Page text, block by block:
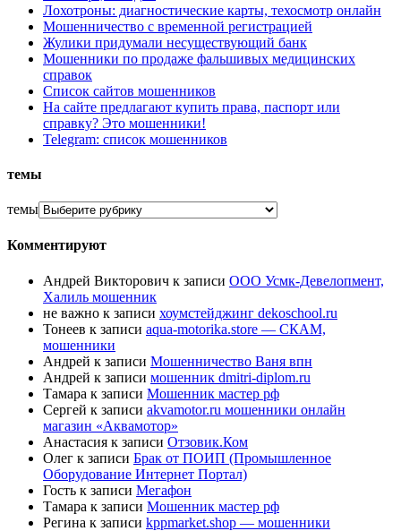
Лохотроны: диагностические карты, техосмотр онлайн
Мошенничество с временной регистрацией
Жулики придумали несуществующий банк
Мошенники по продаже фальшивых медицинских
справок
Список сайтов мошенников
На сайте предлагают купить права, паспорт или
справку? Это мошенники!
Telegram: список мошенников
темы
темы
Комментируют
Андрей Викторович к записи ООО Усмк-Девелопмент,
Халиль мошенник
не важно к записи хоумстейджинг dekoschool.ru
Тонеев к записи aqua-motorika.store — СКАМ,
мошенники
Андрей к записи Мошенничество Ваня впн
Андрей к записи мошенник dmitri-diplom.ru
Тамара к записи Мошенник мастер рф
Сергей к записи akvamotor.ru мошенники онлайн
магазин «Аквамотор»
Анастасия к записи Отзовик.Ком
Олег к записи Брак от ПОИП (Промышленное
Оборудование Интернет Портал)
Гость к записи Мегафон
Тамара к записи Мошенник мастер рф
Регина к записи kppmarket.shop — мошенники